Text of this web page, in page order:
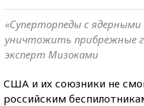
«Суперторпеды с ядерными
уничтожить прибрежные
эксперт Мизоками
США и их союзники не
российским